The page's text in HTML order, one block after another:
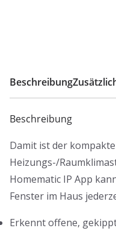
Beschreibung
Beschreibung
Damit ist der
Heizungs-/
Homematic IP App
Fenster im Haus
Erkennt offene,